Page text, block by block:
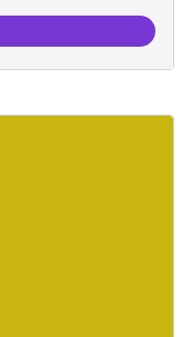
alternatius